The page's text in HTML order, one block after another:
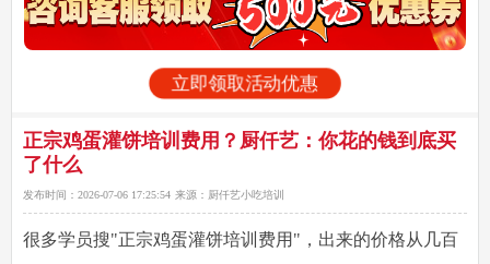
立即领取活动优惠
正宗鸡蛋灌饼培训费用？厨仟艺：你花的钱到底买
了什么
发布时间： 2026-07-06 17:25:54 来源： 厨仟艺小吃培训
很多学员搜"正宗鸡蛋灌饼培训费用"，出来的价格从几百